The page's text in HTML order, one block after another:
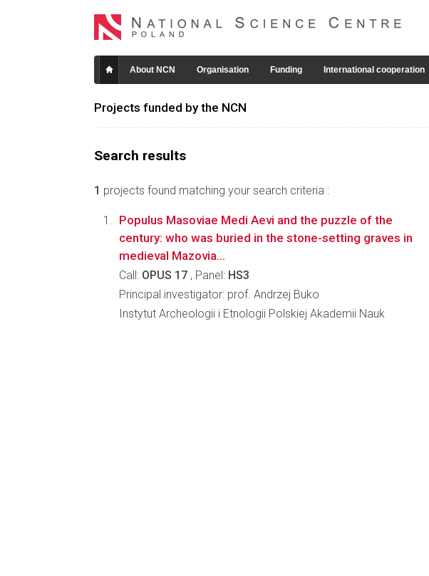
About NCN Organisation Funding International cooperation
Projects funded by the NCN
Search results
1 projects found matching your search criteria :
Populus Masoviae Medi Aevi and the puzzle of the
century: who was buried in the stone-setting graves in
medieval Mazovia...
Call: OPUS 17 , Panel: HS3
Principal investigator: prof. Andrzej Buko
Instytut Archeologii i Etnologii Polskiej Akademii Nauk